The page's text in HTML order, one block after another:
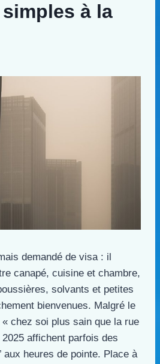
à la
demandé de visa : il
canapé, cuisine et chambre,
solvants et petites
bienvenues. Malgré le
chez soi plus sain que la rue
affichent parfois des
aux heures de pointe. Place à